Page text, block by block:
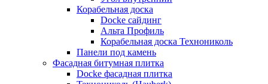
Корабельная доска
Docke сайдинг
Альта Профиль
Корабельная доска Технониколь
Панели под камень
Фасадная битумная плитка
Docke фасадная плитка